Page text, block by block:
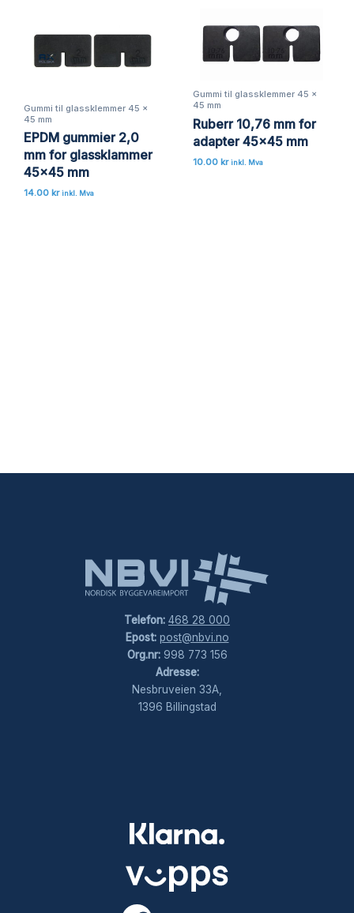
Gummi til glassklemmer 45 x
45 mm
EPDM gummier 2,0
mm for glassklammer
45×45 mm
14.00 kr inkl. Mva
Gummi til glassklemmer 45 x
45 mm
Ruberr 10,76 mm for
adapter 45×45 mm
10.00 kr inkl. Mva
Telefon: 468 28 000
Epost: post@nbvi.no
Org.nr:998 773 156
Adresse:
Nesbruveien 33A,
1396 Billingstad